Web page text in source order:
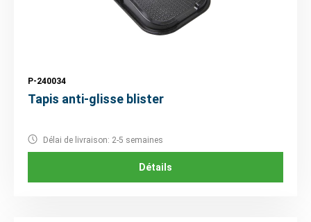
P-240034
Tapis anti-glisse blister
Délai de livraison: 2-5 semaines
Détails